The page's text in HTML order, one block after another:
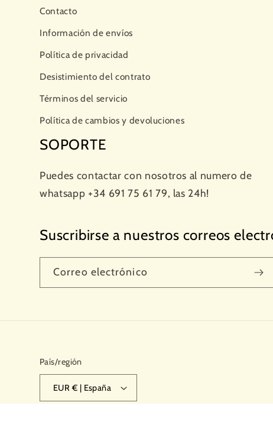
Contacto
Información de envíos
Política de privacidad
Desistimiento del contrato
Términos del servicio
Política de cambios y devoluciones
SOPORTE
Puedes contactar con nosotros al numero de
whatsapp +34 691 75 61 79, las 24h!
Suscribirse a nuestros correos
Correo electrónico
País/región
EUR € | España